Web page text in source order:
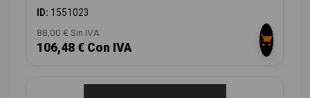
ID: 1551023
88,00 € Sin IVA
106,48 € Con IVA